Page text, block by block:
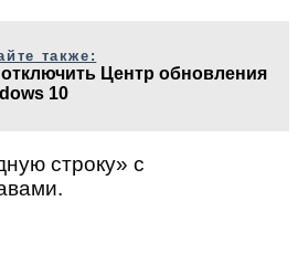
также:
отключить Центр обновления
10
строку» с